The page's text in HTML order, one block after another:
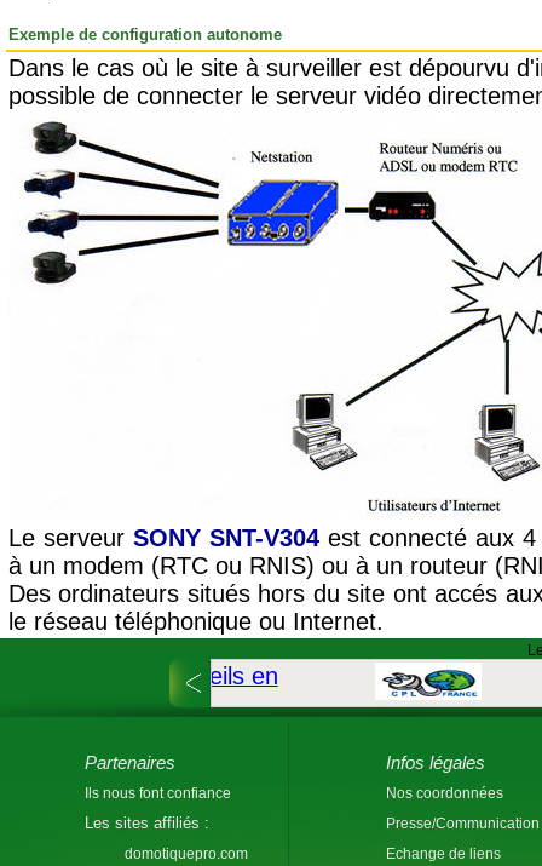
Exemple de configuration autonome
Dans le cas où le site à surveiller est dépourvu
possible de connecter le serveur vidéo
Le serveur SONY SNT-V304 est connecté aux
à un modem (RTC ou RNIS) ou à un routeur
Des ordinateurs situés hors du site ont accés
le réseau téléphonique ou Internet.
Partenaires
Ils nous font confiance
Les sites affiliés :
domotiquepro.com
Infos légales
Nos coordonnées
Presse/Communication
Echange de liens